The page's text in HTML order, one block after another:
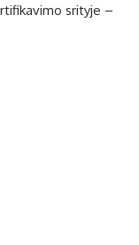
srityje –